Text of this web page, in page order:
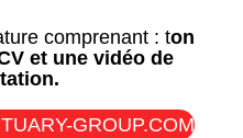
comprenant : ton
et une vidéo de
GROUP.COM